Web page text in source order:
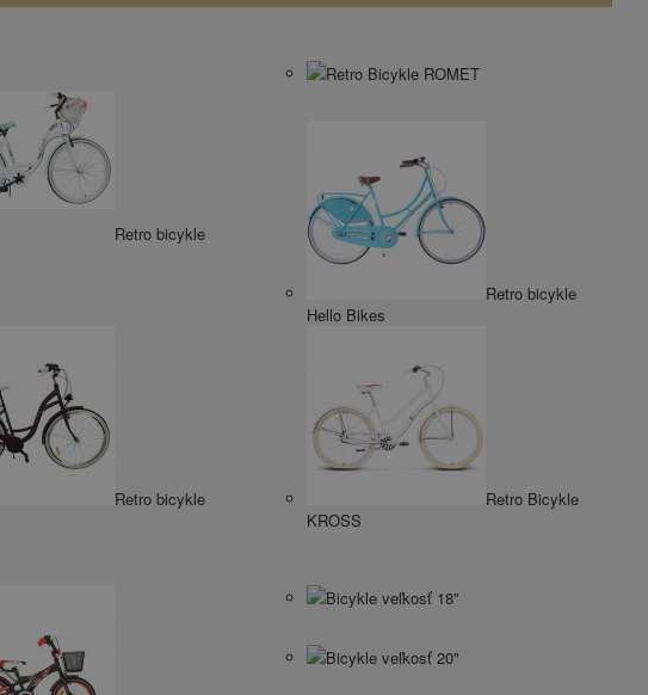
Retro bicykle
Retro Bicykle ROMET
Retro bicykle
Hello Bikes
Retro bicykle
Retro Bicykle
KROSS
Bicykle veľkosť 18"
Bicykle veľkosť 20"